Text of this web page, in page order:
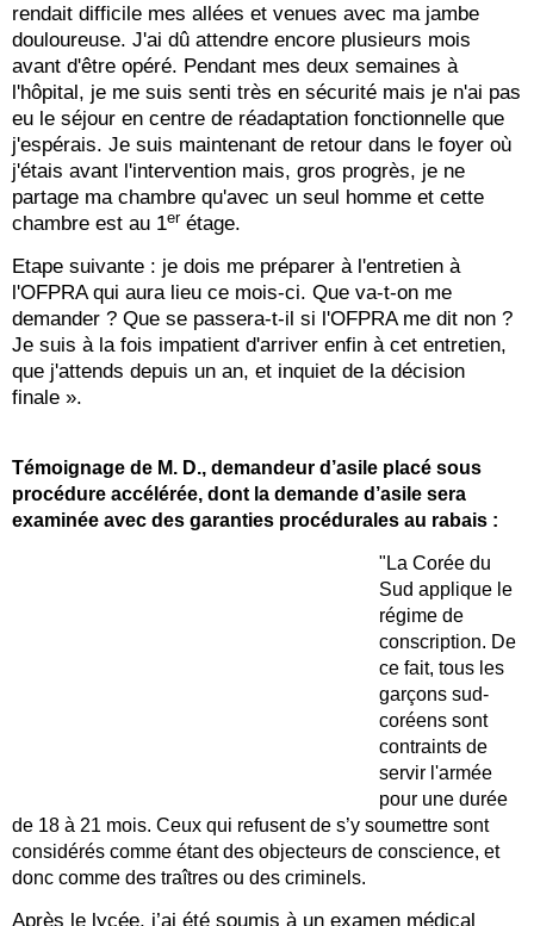
rendait difficile mes allées et venues avec ma jambe
douloureuse. J'ai dû attendre encore plusieurs mois
avant d'être opéré. Pendant mes deux semaines à
l'hôpital, je me suis senti très en sécurité mais je n'ai pas
eu le séjour en centre de réadaptation fonctionnelle que
j'espérais. Je suis maintenant de retour dans le foyer où
j'étais avant l'intervention mais, gros progrès, je ne
partage ma chambre qu'avec un seul homme et cette
chambre est au 1erétage.
Etape suivante : je dois me préparer à l'entretien à
l'OFPRA qui aura lieu ce mois-ci. Que va-t-on me
demander ? Que se passera-t-il si l'OFPRA me dit non ?
Je suis à la fois impatient d'arriver enfin à cet entretien,
que j'attends depuis un an, et inquiet de la décision
finale ».
Témoignage de M. D., demandeur d’asile placé sous
procédure accélérée, dont la demande d’asile sera
examinée avec des garanties procédurales au rabais :
"La Corée du
Sud applique le
régime de
conscription. De
ce fait, tous les
garçons sud-
coréens sont
contraints de
servir l'armée
pour une durée
de 18 à 21 mois. Ceux qui refusent de s’y soumettre sont
considérés comme étant des objecteurs de conscience, et
donc comme des traîtres ou des criminels.
Après le lycée, j’ai été soumis à un examen médical